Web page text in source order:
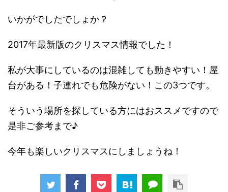
いかがでしたでしょか？
2017年最新版のクリスマス情報でした！
私が大事にしているのは混雑しても動きやすい！屋
台がある！子連れでも危険がない！この3つです。
そういう場所を探している方にはおススメですので
是非ご参考まで♪
今年も楽しいクリスマスにしましょうね！